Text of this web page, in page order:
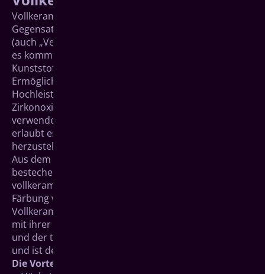
Vollkeramische Restaurationen bestehen im
Gegensatz zur häufig verwendeten Metallkeramik
(auch „Verblendkeramik“) vollständig aus Keramik –
es kommt kein anderes Material wie Metall oder
Kunststoff zum Einsatz.
Ermöglicht wird dies durch die weiße
Hochleistungskeramik Zirkoniumdioxid (auch
Zirkonoxid), die anstelle des üblichen Metallkerns
verwendet wird. Die außerordentliche Festigkeit
erlaubt es zudem, neben Kronen auch Brücken
herzustellen.
Aus dem beschriebenen Aufbau resultieren die
bestechenden ästhetischen Eigenschaften
vollkeramischer Restaurationen: Da keine metallene
Färbung von innen durchscheinen kann, ahmt
Vollkeramik das Aussehen natürlicher Zahnsubstanz
mit ihrer leichten Lichtdurchlässigkeit (Transluzenz)
und der typischen Lichtreflexion täuschend echt nach
und ist der Verblendkeramik weit überlegen:
Die Vorteile von Vollkeramik im Überblick: